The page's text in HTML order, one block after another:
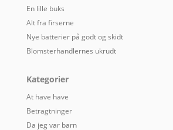
En lille buks
Alt fra firserne
Nye batterier på godt og skidt
Blomsterhandlernes ukrudt
Kategorier
At have have
Betragtninger
Da jeg var barn